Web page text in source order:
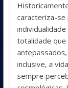
caracteriza-se
totalidade que
inclusive, a
sempre